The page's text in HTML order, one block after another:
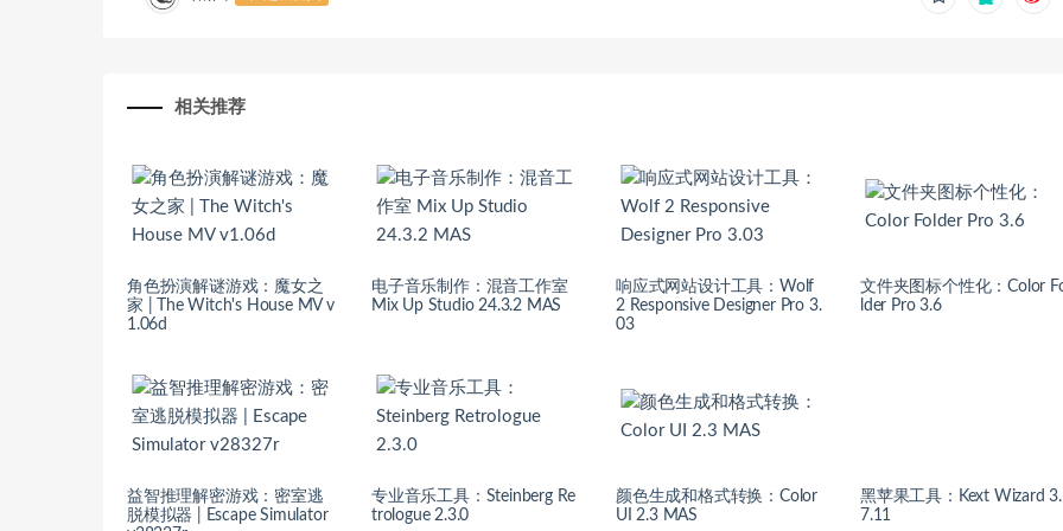
相关推荐
角色扮演解谜游戏：魔女之
家 | The Witch's House MV v
1.06d
电子音乐制作：混音工作室
Mix Up Studio 24.3.2 MAS
响应式网站设计工具：Wolf
2 Responsive Designer Pro 3.
03
文件夹图标个性化：Color
lder Pro 3.6
益智推理解密游戏：密室逃
脱模拟器 | Escape Simulator
专业音乐工具：Steinberg Re
trologue 2.3.0
颜色生成和格式转换：Color
UI 2.3 MAS
黑苹果工具：Kext Wizard 3.
7.11